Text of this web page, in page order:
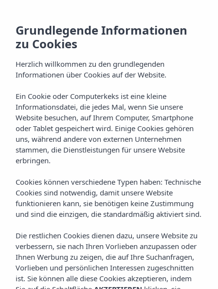
Grundlegende Informationen
zu Cookies
Herzlich willkommen zu den grundlegenden
Informationen über Cookies auf der Website.
Ein Cookie oder Computerkeks ist eine kleine
Informationsdatei, die jedes Mal, wenn Sie unsere
Website besuchen, auf Ihrem Computer, Smartphone
oder Tablet gespeichert wird. Einige Cookies gehören
uns, während andere von externen Unternehmen
stammen, die Dienstleistungen für unsere Website
erbringen.
Cookies können verschiedene Typen haben: Technische
Cookies sind notwendig, damit unsere Website
funktionieren kann, sie benötigen keine Zustimmung
und sind die einzigen, die standardmäßig aktiviert sind.
Die restlichen Cookies dienen dazu, unsere Website zu
verbessern, sie nach Ihren Vorlieben anzupassen oder
Ihnen Werbung zu zeigen, die auf Ihre Suchanfragen,
Vorlieben und persönlichen Interessen zugeschnitten
ist. Sie können alle diese Cookies akzeptieren, indem